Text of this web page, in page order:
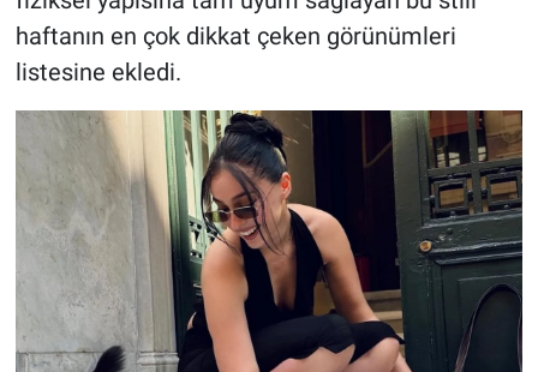
haftanın en çok dikkat çeken görünümleri
listesine ekledi.